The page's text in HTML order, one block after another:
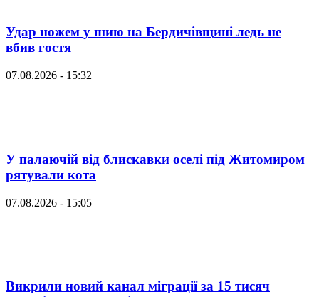
Удар ножем у шию на Бердичівщині ледь не
вбив гостя
07.08.2026 - 15:32
У палаючій від блискавки оселі під Житомиром
рятували кота
07.08.2026 - 15:05
Викрили новий канал міграції за 15 тисяч